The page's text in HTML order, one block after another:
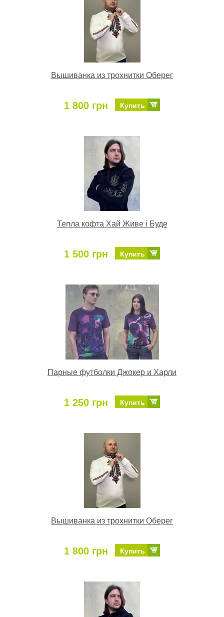
Вышиванка из трохнитки Оберег
1 800 грн Купить
Тепла кофта Хай Живе і Буде
1 500 грн Купить
Парные футболки Джокер и Харли
1 250 грн Купить
Вышиванка из трохнитки Оберег
1 800 грн Купить